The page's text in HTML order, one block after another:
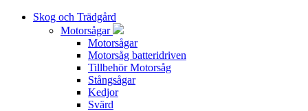
Skog och Trädgård
Motorsågar
Motorsågar
Motorsåg batteridriven
Tillbehör Motorsåg
Stångsågar
Kedjor
Svärd